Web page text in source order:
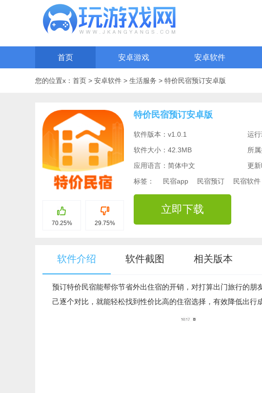
首页 安卓游戏 安卓软件
您的位置x： 首页 > 安卓软件 > 生活服务 > 特价民宿预订安卓版
70.25% 29.75%
特价民宿预订安卓版
软件版本：v1.0.1
运
软件大小：42.3MB
所
应用语言：简体中文
更
标签：
民宿app 民宿预订 民宿软件
立即下载
软件介绍 软件截图 相关版本
预订特价民宿能帮你节省外出住宿的开销，对打算出门旅行的
己逐个对比，就能轻松找到性价比高的住宿选择，有效降低出行